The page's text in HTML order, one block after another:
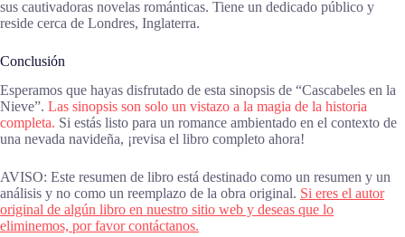
sus cautivadoras novelas románticas. Tiene un dedicado público y
reside cerca de Londres, Inglaterra.
Conclusión
Esperamos que hayas disfrutado de esta sinopsis de “Cascabeles en la
Nieve”. Las sinopsis son solo un vistazo a la magia de la historia
completa. Si estás listo para un romance ambientado en el contexto de
una nevada navideña, ¡revisa el libro completo ahora!
AVISO: Este resumen de libro está destinado como un resumen y un
análisis y no como un reemplazo de la obra original. Si eres el autor
original de algún libro en nuestro sitio web y deseas que lo
eliminemos, por favor contáctanos.